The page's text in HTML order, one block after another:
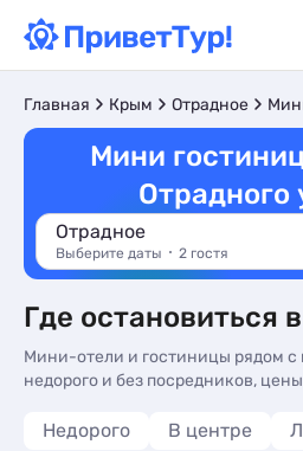
Главная Крым Отрадное
Мини
Отрадного
Отрадное
Выберите даты 2 гостя
Где остановиться
Мини-отели и гостиницы рядом с
недорого и без посредников,
у моря - более 10 вариантов, от
Недорого В центре